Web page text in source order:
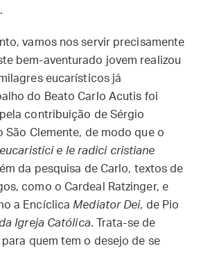
vamos nos servir precisamente
bem-aventurado jovem realizou
eucarísticos já
do Beato Carlo Acutis foi
contribuição de Sérgio
São Clemente, de modo que o
e le radici cristiane
da pesquisa de Carlo, textos de
como o Cardeal Ratzinger, e
a Encíclica Mediator Dei, de Pio
Igreja Católica. Trata-se de
quem tem o desejo de se